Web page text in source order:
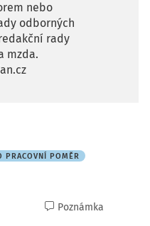
nebo
odborných
rady
mzda.
PRACOVNÍ POMĚR
Poznámka